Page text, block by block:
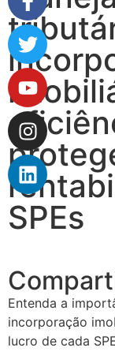
SPEs
Entenda a
incorporação
lucro de cada